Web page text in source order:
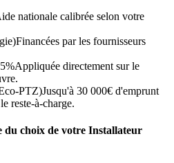
nationale calibrée selon votre
Financées par les fournisseurs
Appliquée directement sur le
PTZ)Jusqu'à 30 000€ d'emprunt
reste-à-charge.
choix de votre Installateur